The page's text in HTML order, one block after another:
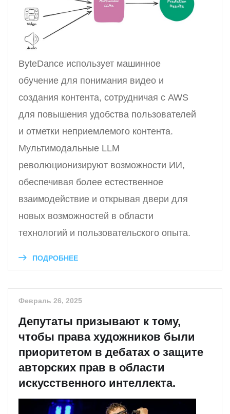
ByteDance использует машинное
обучение для понимания видео и
создания контента, сотрудничая с AWS
для повышения удобства пользователей
и отметки неприемлемого контента.
Мультимодальные LLM
революционизируют возможности ИИ,
обеспечивая более естественное
взаимодействие и открывая двери для
новых возможностей в области
технологий и пользовательского опыта.
ПОДРОБНЕЕ
Февраль 26, 2025
Депутаты призывают к тому,
чтобы права художников были
приоритетом в дебатах о защите
авторских прав в области
искусственного интеллекта.